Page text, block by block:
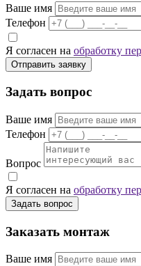
Ваше имя
Телефон
Я согласен на обработку
Отправить заявку
Задать вопрос
Ваше имя
Телефон
Вопрос
Я согласен на обработку
Задать вопрос
Заказать монтаж
Ваше имя